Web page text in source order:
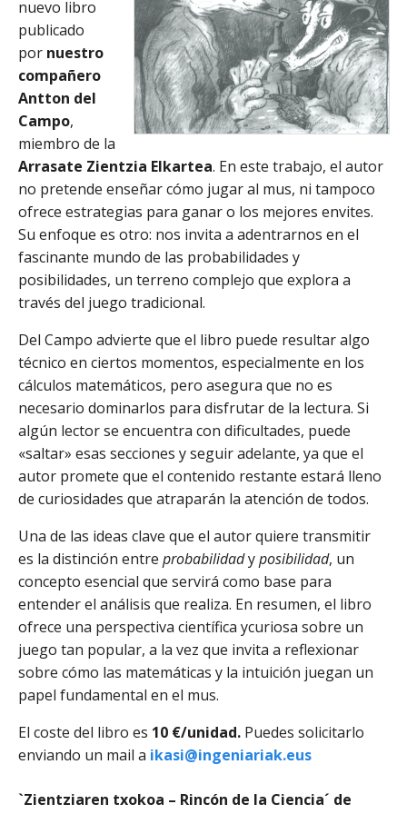
nuevo libro
publicado
por nuestro
compañero
Antton del
Campo,
miembro de la
Arrasate Zientzia Elkartea. En este trabajo, el autor
no pretende enseñar cómo jugar al mus, ni tampoco
ofrece estrategias para ganar o los mejores envites.
Su enfoque es otro: nos invita a adentrarnos en el
fascinante mundo de las probabilidades y
posibilidades, un terreno complejo que explora a
través del juego tradicional.
Del Campo advierte que el libro puede resultar algo
técnico en ciertos momentos, especialmente en los
cálculos matemáticos, pero asegura que no es
necesario dominarlos para disfrutar de la lectura. Si
algún lector se encuentra con dificultades, puede
«saltar» esas secciones y seguir adelante, ya que el
autor promete que el contenido restante estará lleno
de curiosidades que atraparán la atención de todos.
Una de las ideas clave que el autor quiere transmitir
es la distinción entre probabilidadyposibilidad, un
concepto esencial que servirá como base para
entender el análisis que realiza. En resumen, el libro
ofrece una perspectiva científica ycuriosa sobre un
juego tan popular, a la vez que invita a reflexionar
sobre cómo las matemáticas y la intuición juegan un
papel fundamental en el mus.
El coste del libro es 10 €/unidad. Puedes solicitarlo
enviando un mail a ikasi@ingeniariak.eus
`Zientziaren txokoa – Rincón de la Ciencia´ de